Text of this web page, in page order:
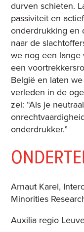
durven schieten.
passiviteit en
onderdrukking en
naar de
we nog een lange
een
België en laten
verleden in de
zei: “Als je
onderdrukker.”
Arnaut Karel,
Minorities
Auxilia regio